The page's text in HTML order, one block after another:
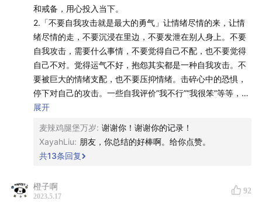
「我们一起去经历」
怎么样做出一期好的节目？从苏东坡的「着力即
差」在网球上的应用说起，嘿
节目快到尾声的时候，两人聊了聊对 ChatGPT 截
然不同的看法和感受
孟岩对于「成功」和「平庸」的定义分别是什么？
有没有构想过自己服务的用户的画像是什么样呢？
和戒备，用心投入当下。
2.「不要自我攻击就是最大的勇气」让情绪尽情的来，让情
绪尽情的走，不要沉浸在里边，不要发泄在别人身上。不要
自我攻击，需要什么事情，不要觉得自己不配，也不要觉得
自己不对。觉得运气不好，抱怨其实都是一种自我攻击。不
要被巨大的情绪支配，也不要压抑情绪。击碎心中的恐惧，
停下对自己的攻击。一些自我评价”我不行”“我很笨”等等，你
得多恨自己才这么作贱自己啊！永远要有看到火摸一摸的勇
的。
3.「当你对生活中的很多事回应“哦”的时候，你的尺子就变宽
了」对于非常大的不确定肯定是恐惧的，但是如果自己内心
的平和了，不会再怕了。允许奇迹发生。
展开
麦辣鸡腿堡万岁: 谢谢你！谢谢你的记录！
XayahLiu: 朋友，你总结的好棒啊。给你点赞。
共13条回复
橙子啊
2023.5.17
92